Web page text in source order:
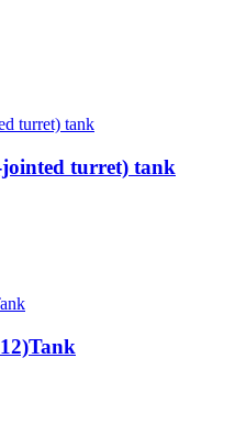
jointed turret) tank